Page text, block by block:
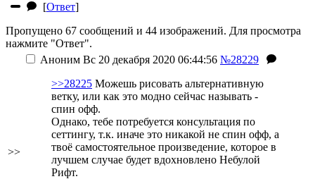
[Ответ]
Пропущено 67 сообщений и 44 изображений. Для просмотра
нажмите "Ответ".
>>
Аноним Вс 20 декабря 2020 06:44:56 №28229
>>28225 Можешь рисовать альтернативную
ветку, или как это модно сейчас называть -
спин офф.
Однако, тебе потребуется консультация по
сеттингу, т.к. иначе это никакой не спин офф, а
твоё самостоятельное произведение, которое в
лучшем случае будет вдохновлено Небулой
Рифт.